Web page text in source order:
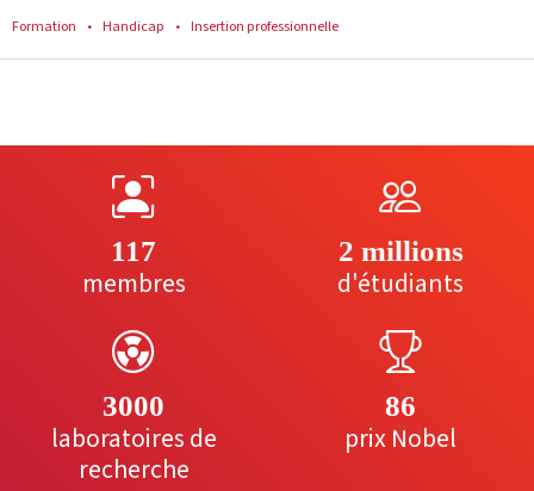
Formation Handicap Insertion professionnelle
117
membres
2 millions
d'étudiants
3000
laboratoires de
recherche
86
prix Nobel